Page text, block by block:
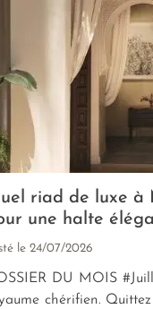
riad de luxe à
une halte
le24/07/2026
DU MOIS
chérifien.